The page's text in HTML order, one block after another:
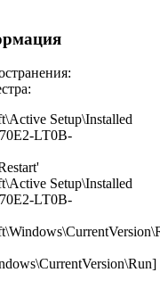
Setup\Installed
LT0B-
Setup\Installed
LT0B-